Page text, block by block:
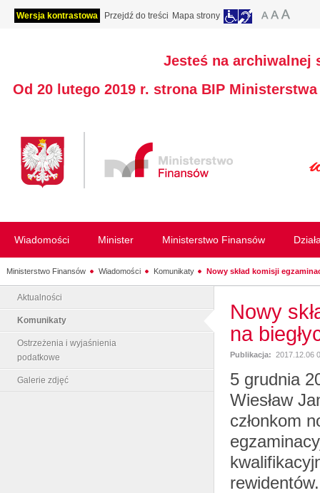
Wersja kontrastowa Przejdź do treści Mapa strony
Jesteś na archiwalnej
Od 20 lutego 2019 r. strona BIP
Wiadomości Minister Ministerstwo Finansów
Ministerstwo Finansów Wiadomości Komunikaty Nowy skład komisji
Aktualności
Komunikaty
Ostrzeżenia i wyjaśnienia
podatkowe
Galerie zdjęć
Nowy
na
Publikacja: 2017.12.06
5 grudnia
Wiesław
członkom
rewidentów.